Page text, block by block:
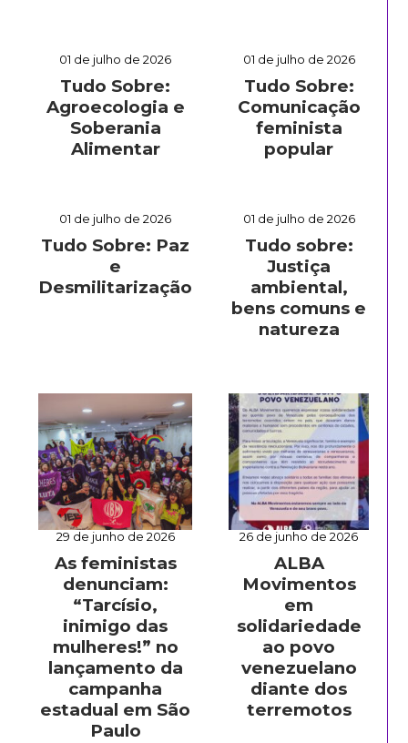
01 de julho de 2026
Tudo Sobre:
Agroecologia e
Soberania
Alimentar
01 de julho de 2026
Tudo Sobre:
Comunicação
feminista
popular
01 de julho de 2026
Tudo Sobre: Paz
e
Desmilitarização
01 de julho de 2026
Tudo sobre:
Justiça
ambiental,
bens comuns e
natureza
29 de junho de 2026
As feministas
denunciam:
“Tarcísio,
inimigo das
mulheres!” no
lançamento da
campanha
estadual em São
Paulo
26 de junho de 2026
ALBA
Movimentos
em
solidariedade
ao povo
venezuelano
diante dos
terremotos